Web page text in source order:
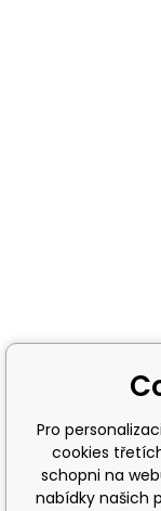
Pro
cookies
schopni na
nabídky našich